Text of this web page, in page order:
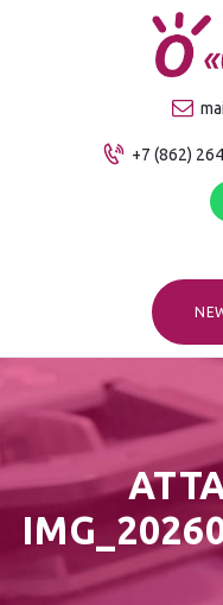
+7 (862)
О
Услуги
Прайс-
Для